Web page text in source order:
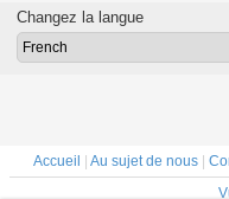
de
Changez la langue
Accueil | Au sujet de nous |